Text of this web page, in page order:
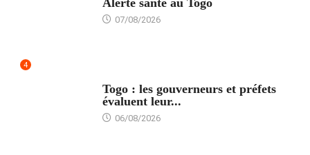
07/08/2026
4
Togo : les gouverneurs et préfets
évaluent leur...
06/08/2026